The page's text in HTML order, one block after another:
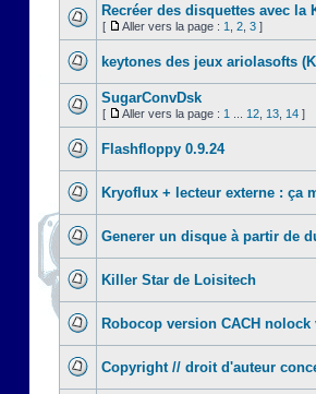
Recréer des disquettes avec la
[ Aller vers la page : 1 2 3 ]
keytones des jeux ariolasofts
SugarConvDsk
[ Aller vers la page : 1 12 13 14 ]
Flashfloppy 0.9.24
Kryoflux + lecteur externe : ça
Generer un disque à partir de
Killer Star de Loisitech
Robocop version CACH nolock
Copyright // droit d'auteur